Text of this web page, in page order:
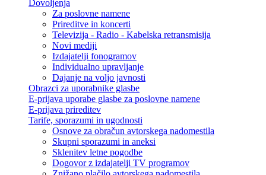
Dovoljenja
Za poslovne namene
Prireditve in koncerti
Televizija - Radio - Kabelska retransmisija
Novi mediji
Izdajatelji fonogramov
Individualno upravljanje
Dajanje na voljo javnosti
Obrazci za uporabnike glasbe
E-prijava uporabe glasbe za poslovne namene
E-prijava prireditev
Tarife, sporazumi in ugodnosti
Osnove za obračun avtorskega nadomestila
Skupni sporazumi in aneksi
Sklenitev letne pogodbe
Dogovor z izdajatelji TV programov